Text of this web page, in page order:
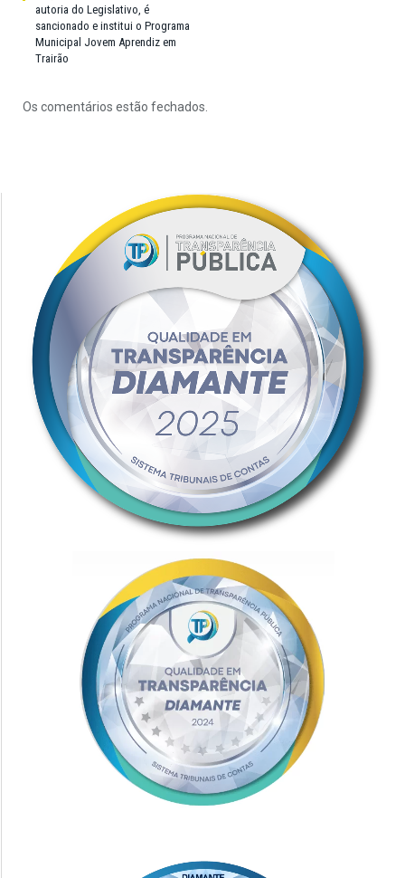
autoria do Legislativo, é
sancionado e institui o Programa
Municipal Jovem Aprendiz em
Trairão
Os comentários estão fechados.